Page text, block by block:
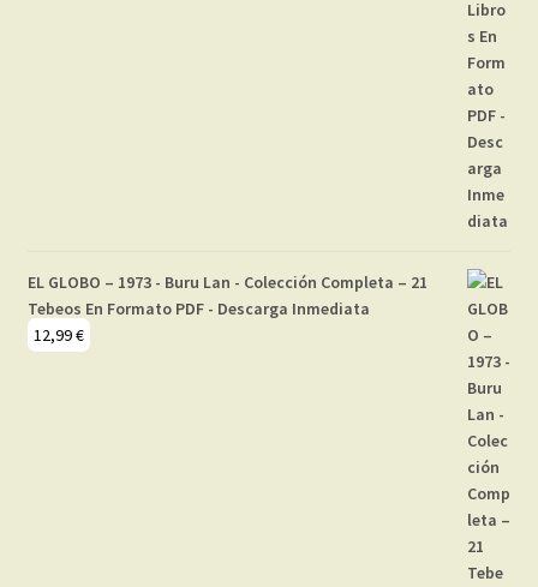
EL GLOBO – 1973 - Buru Lan - Colección Completa – 21
Tebeos En Formato PDF - Descarga Inmediata
12,99€